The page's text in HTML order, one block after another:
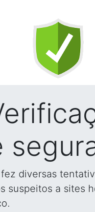
diversas
suspeitos a sites